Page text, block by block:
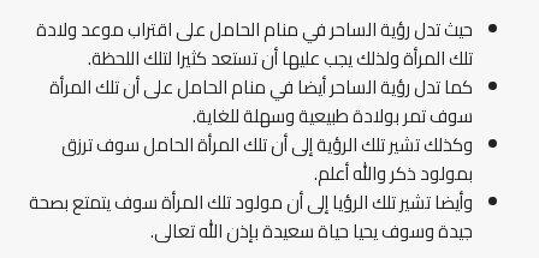
حيث تدل رؤية الساحر في منام الحامل على اقتراب موعد ولادة
تلك المرأة ولذلك يجب عليها أن تستعد كثيرا لتلك اللحظة.
كما تدل رؤية الساحر أيضا في منام الحامل على أن تلك المرأة
سوف تمر بولادة طبيعية وسهلة للغاية.
وكذلك تشير تلك الرؤية إلى أن تلك المرأة الحامل سوف ترزق
بمولود ذكر والله أعلم.
وأيضا تشير تلك الرؤيا إلى أن مولود تلك المرأة سوف يتمتع بصحة
جيدة وسوف يحيا حياة سعيدة بإذن الله تعالى.